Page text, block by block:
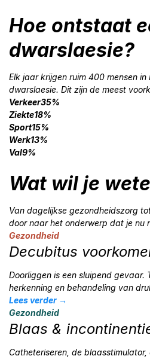
Financieel & PGB
Lid worden
Contact →
Hoe ontstaat
dwarslaesie?
Elk jaar krijgen ruim 400 mensen in
dwarslaesie. Dit zijn de meest
Verkeer35%
Ziekte18%
Sport15%
Werk13%
Val9%
Wat wil je
Van dagelijkse gezondheidszorg
door naar het onderwerp dat je nu
Gezondheid
Decubitus
Doorliggen is een sluipend gevaar.
herkenning en behandeling van
Lees verder →
Gezondheid
Blaas &
Catheteriseren, de blaasstimulator,